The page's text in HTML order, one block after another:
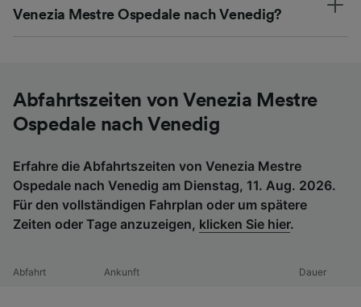
Venezia Mestre Ospedale nach Venedig?
Abfahrtszeiten von Venezia Mestre
Ospedale nach Venedig
Erfahre die Abfahrtszeiten von Venezia Mestre
Ospedale nach Venedig am Dienstag, 11. Aug. 2026.
Für den vollständigen Fahrplan oder um spätere
Zeiten oder Tage anzuzeigen, klicken Sie hier.
Abfahrt Ankunft Dauer